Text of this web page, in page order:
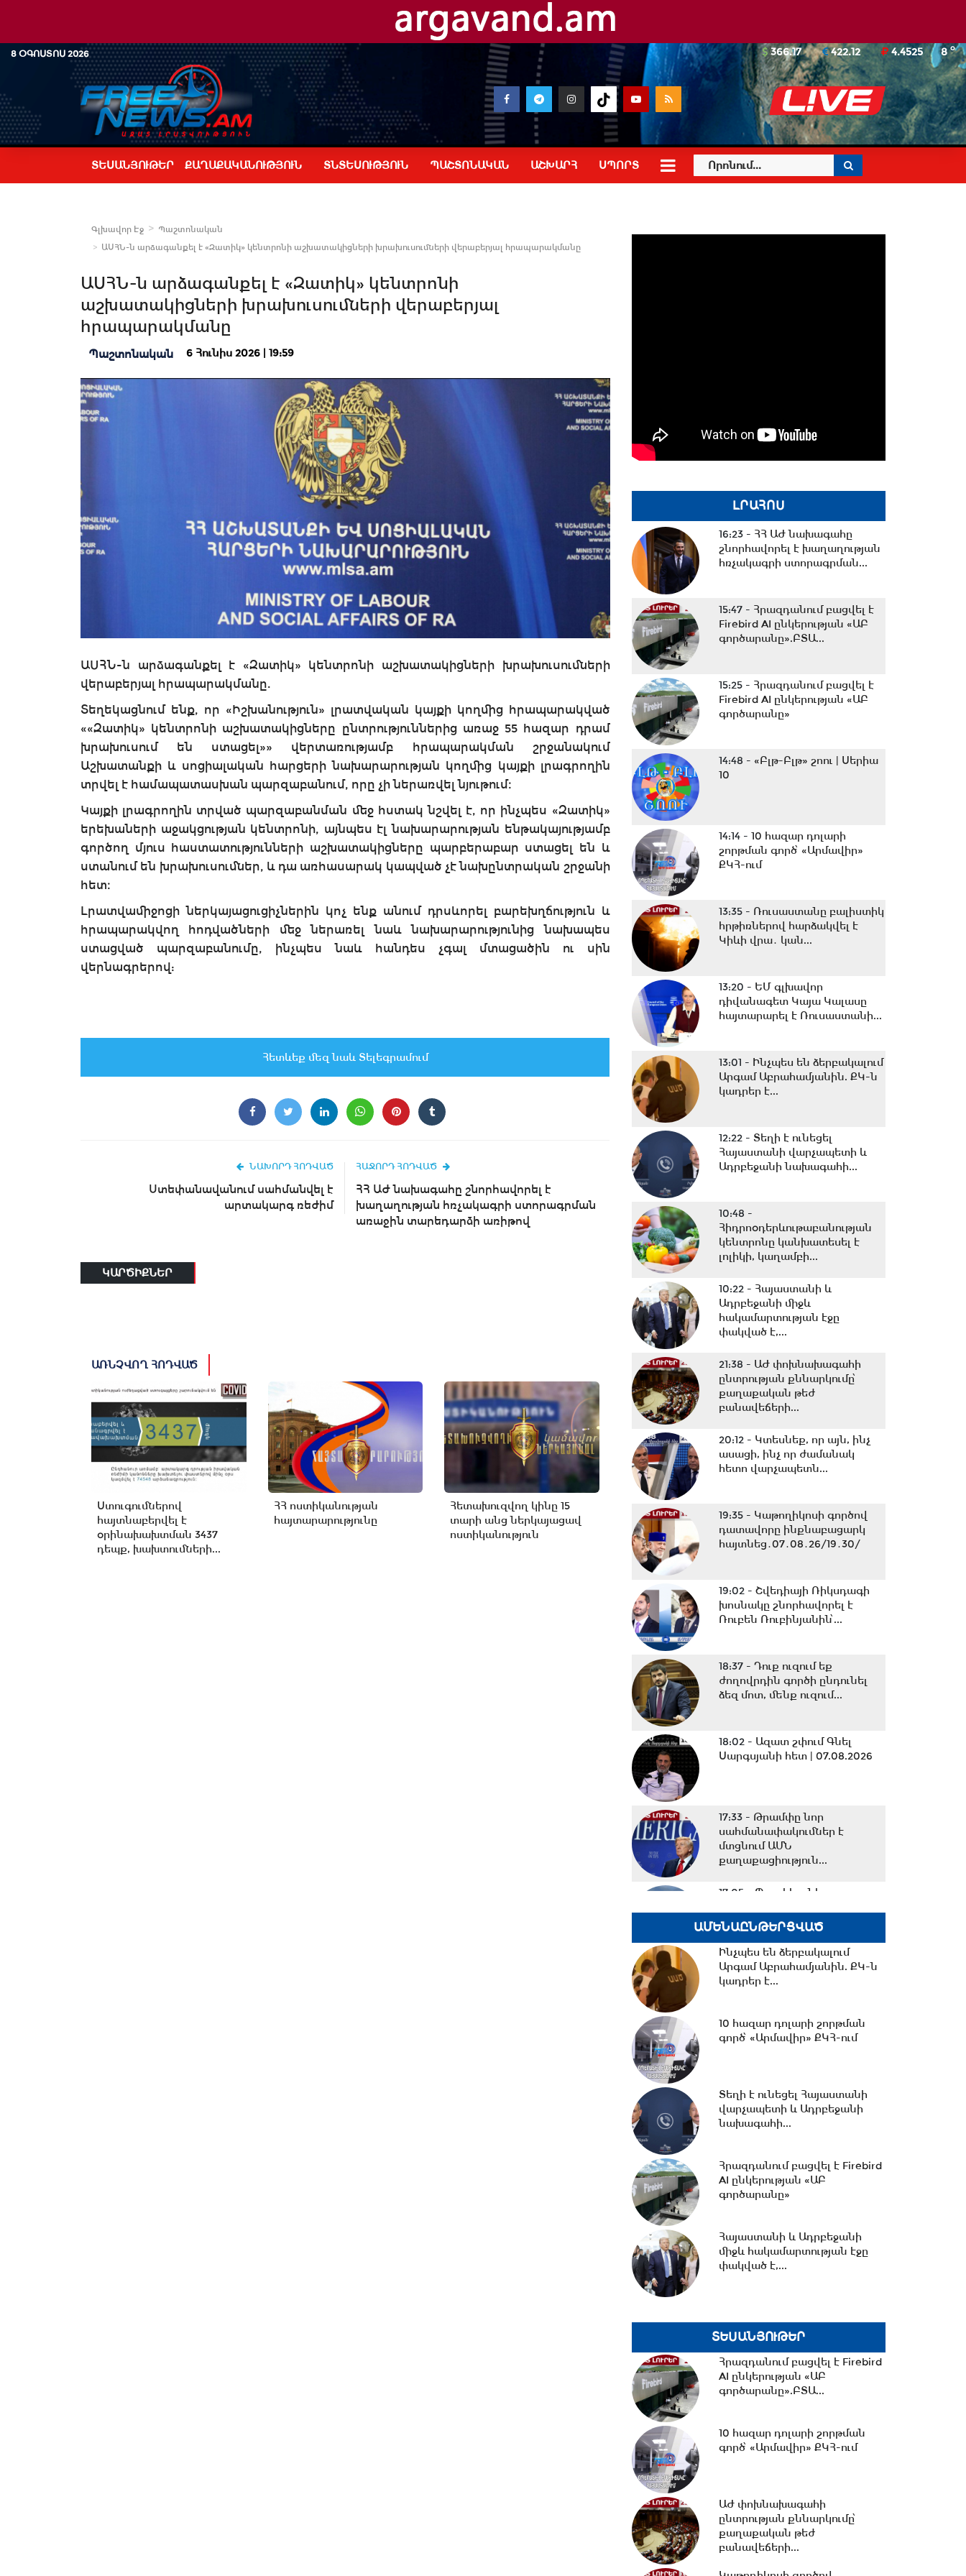
8 ՕԳՈՍՏՈՍ 2026 8o
366.17 422.12 4.4525
ՏԵՍԱՆՅՈՒԹԵՐ ՔԱՂԱՔԱԿԱՆՈՒԹՅՈՒՆ ՏՆՏԵՍՈՒԹՅՈՒՆ ՊԱՇՏՈՆԱԿԱՆ ԱՇԽԱՐՀ ՍՊՈՐՏ
Գլխավոր Էջ
Պաշտոնական
ԱՍՀՆ-ն արձագանքել է «Զատիկ» կենտրոնի աշխատակիցների խրախուսումների վերաբերյալ հրապարակմանը
ԱՍՀՆ-ն արձագանքել է «Զատիկ» կենտրոնի
աշխատակիցների խրախուսումների վերաբերյալ
հրապարակմանը
Պաշտոնական 6 Հունիս 2026 | 19:59
ԱՍՀՆ-ն արձագանքել է «Զատիկ» կենտրոնի աշխատակիցների խրախուսումների
վերաբերյալ հրապարակմանը.
Տեղեկացնում ենք, որ «Իշխանություն» լրատվական կայքի կողմից հրապարակված
««Զատիկ» կենտրոնի աշխատակիցները ընտրություններից առաջ 55 հազար դրամ
խրախուսում են ստացել»» վերտառությամբ հրապարակման շրջանակում
Աշխատանքի և սոցիալական հարցերի նախարարության կողմից կայքի լրագրողին
տրվել է համապատասխան պարզաբանում, որը չի ներառվել նյութում։
Կայքի լրագրողին տրված պարզաբանման մեջ հստակ նշվել է, որ ինչպես «Զատիկ»
երեխաների աջակցության կենտրոնի, այնպես էլ նախարարության ենթակայությամբ
գործող մյուս հաստատությունների աշխատակիցները պարբերաբար ստացել են և
ստանում են խրախուսումներ, և դա առհասարակ կապված չէ նախընտրական շրջանի
հետ։
Լրատվամիջոցի ներկայացուցիչներին կոչ ենք անում դրսևորել բարեխղճություն և
հրապարակվող հոդվածների մեջ ներառել նաև նախարարությունից նախապես
ստացված պարզաբանումը, ինչպես նաև հանդես չգալ մտացածին ու սին
վերնագրերով:
Հետևեք մեզ նաև Տելեգրամում
ՆԱԽՈՐԴ ՀՈԴՎԱԾ
Ստեփանավանում սահմանվել է
արտակարգ ռեժիմ
ՀԱՋՈՐԴ ՀՈԴՎԱԾ
ՀՀ ԱԺ նախագահը շնորհավորել է
խաղաղության հռչակագրի ստորագրման
առաջին տարեդարձի առիթով
ԿԱՐԾԻՔՆԵՐ
ԱՌՆՉՎՈՂ ՀՈԴՎԱԾ
Ստուգումներով
հայտնաբերվել է
օրինախախտման 3437
դեպք, խախտումների...
ՀՀ ոստիկանության
հայտարարությունը
Հետախուզվող կինը 15
տարի անց ներկայացավ
ոստիկանություն
ԼՐԱՀՈՍ
16:23 - ՀՀ ԱԺ նախագահը
շնորհավորել է խաղաղության
հռչակագրի ստորագրման...
15:47 - Հրազդանում բացվել է
Firebird AI ընկերության «ԱԲ
գործարանը».ԲՏԱ...
15:25 - Հրազդանում բացվել է
Firebird AI ընկերության «ԱԲ
գործարանը»
14:48 - «Բլթ-Բլթ» շոու | Սերիա
10
14:14 - 10 հազար դոլարի
շորթման գործ՝ «Արմավիր»
ՔԿՀ-ում
13:35 - Ռուսաստանը բալիստիկ
հրթիռներով հարձակվել է
Կիևի վրա․ կան...
13:20 - ԵՄ գլխավոր
դիվանագետ Կայա Կալասը
հայտարարել է Ռուսաստանի...
13:01 - Ինչպես են ձերբակալում
Արգամ Աբրահամյանին. ՔԿ-ն
կադրեր է...
12:22 - Տեղի է ունեցել
Հայաստանի վարչապետի և
Ադրբեջանի նախագահի...
10:48 -
Հիդրոօդերևութաբանության
կենտրոնը կանխատեսել է
լոլիկի, կաղամբի...
10:22 - Հայաստանի և
Ադրբեջանի միջև
հակամարտության էջը
փակված է,...
21:38 - ԱԺ փոխնախագահի
ընտրության քննարկումը՝
քաղաքական թեժ
բանավեճերի...
20:12 - Կտեսնեք, որ այն, ինչ
ասացի, ինչ որ ժամանակ
հետո վարչապետն...
19:35 - Կաթողիկոսի գործով
դատավորը ինքնաբացարկ
հայտնեց․07․08․26/19․30/
19:02 - Շվեդիայի Ռիկսդագի
խոսնակը շնորհավորել է
Ռուբեն Ռուբինյանին՝...
18:37 - Դուք ուզում եք
ժողովրդին գործի ընդունել
ձեզ մոտ, մենք ուզում...
18:02 - Ազատ շփում Գնել
Սարգսյանի հետ | 07.08.2026
17:33 - Թրամփը նոր
սահմանափակումներ է
մտցնում ԱՄՆ
քաղաքացիություն...
17:05 - Պապիկյանի
քարոզարշավը խոչընդոտելու
դեպքի...
16:38 -Տաթև համայնքի
նախկին ղեկավար Մուրադ
16:07 -ՀԷՑ-ում հաշվիչների
15:30 -Փաշինյան․ ՌԴ
սահմանափակումները
ընկալմանը...
14:32 -ՌԴ-ի կողմից 5
14:06 -Կասեցվել է «Ծիրան»
13:30 - «Առինջ մոլ»-ում
բացահայտվել է 1,3 մլրդ դրամի
թաքցված հարկման...
միջկառավարական խորհրդի
ընդլայնված կազմով...
հետախուզությունը հայտնել է
«Մոսադ»-ի հետ կապ
ունեցող...
12:15 -Նիկոլ Փաշինյանը
ԱՄԵՆԱԸՆԹԵՐՑՎԱԾ
Ինչպես են ձերբակալում
Արգամ Աբրահամյանին. ՔԿ-ն
կադրեր է...
10 հազար դոլարի շորթման
գործ՝ «Արմավիր» ՔԿՀ-ում
Տեղի է ունեցել Հայաստանի
վարչապետի և Ադրբեջանի
նախագահի...
Հրազդանում բացվել է Firebird
AI ընկերության «ԱԲ
գործարանը»
Հայաստանի և Ադրբեջանի
միջև հակամարտության էջը
փակված է,...
ՏԵՍԱՆՅՈՒԹԵՐ
Հրազդանում բացվել է Firebird
AI ընկերության «ԱԲ
գործարանը».ԲՏԱ...
10 հազար դոլարի շորթման
գործ՝ «Արմավիր» ՔԿՀ-ում
ԱԺ փոխնախագահի
ընտրության քննարկումը՝
քաղաքական թեժ
բանավեճերի...